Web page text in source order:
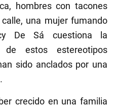
hombres con tacones
una mujer fumando
De Sá cuestiona la
de estos estereotipos
sido anclados por una
crecido en una familia